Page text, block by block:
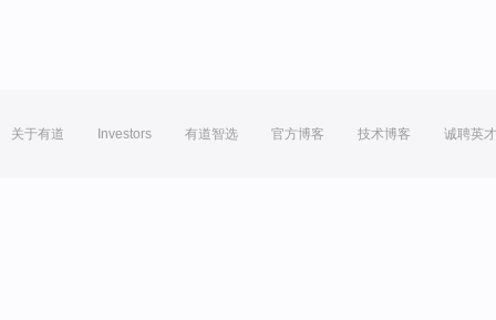
关于有道 Investors 有道智选 官方博客 技术博客 诚聘英才